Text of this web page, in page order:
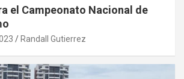
el Campeonato Nacional de
Randall Gutierrez